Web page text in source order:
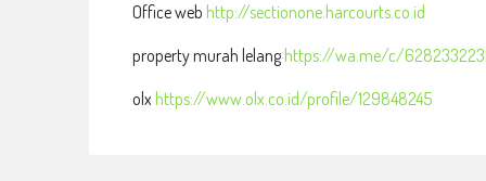
Office web http://sectionone.harcourts.co.id
property murah lelanghttps://wa.me/c/
olx https://www.olx.co.id/profile/129848245